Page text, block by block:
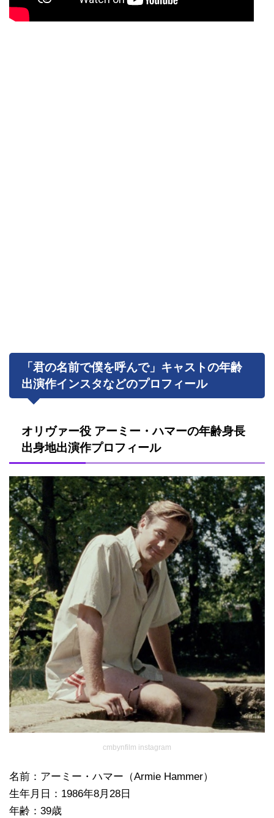
「君の名前で僕を呼んで」キャストの年齢
出演作インスタなどのプロフィール
オリヴァー役 アーミー・ハマーの年齢身長
出身地出演作プロフィール
cmbynfilm instagram
名前：アーミー・ハマー（Armie Hammer）
生年月日：1986年8月28日
年齢：39歳